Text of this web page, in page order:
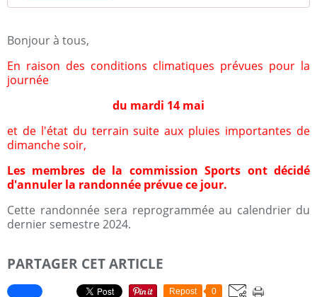
Bonjour à tous,
En raison des conditions climatiques prévues pour la
journée
du mardi 14 mai
et de l'état du terrain suite aux pluies importantes de
dimanche soir,
Les membres de la commission Sports ont décidé
d'annuler la randonnée prévue ce jour.
Cette randonnée sera reprogrammée au calendrier du
dernier semestre 2024.
PARTAGER CET ARTICLE
Repost 0